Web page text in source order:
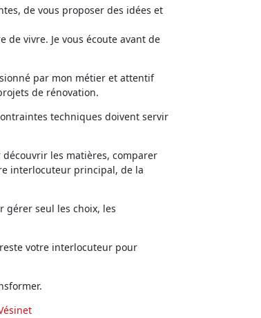
de vous proposer des idées et
de vivre. Je vous écoute avant de
par mon métier et attentif
de rénovation.
techniques doivent servir
les matières, comparer
interlocuteur principal, de la
gérer seul les choix, les
votre interlocuteur pour